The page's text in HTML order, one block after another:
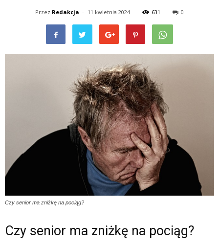
Przez Redakcja - 11 kwietnia 2024 631 0
Czy senior ma zniżkę na pociąg?
Czy senior ma zniżkę na pociąg?